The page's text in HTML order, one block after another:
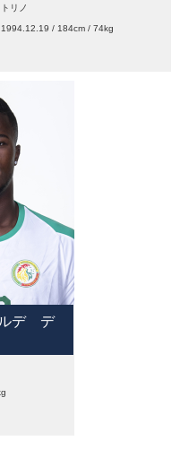
トリノ
1994.12.19 / 184cm / 74kg
デ デ